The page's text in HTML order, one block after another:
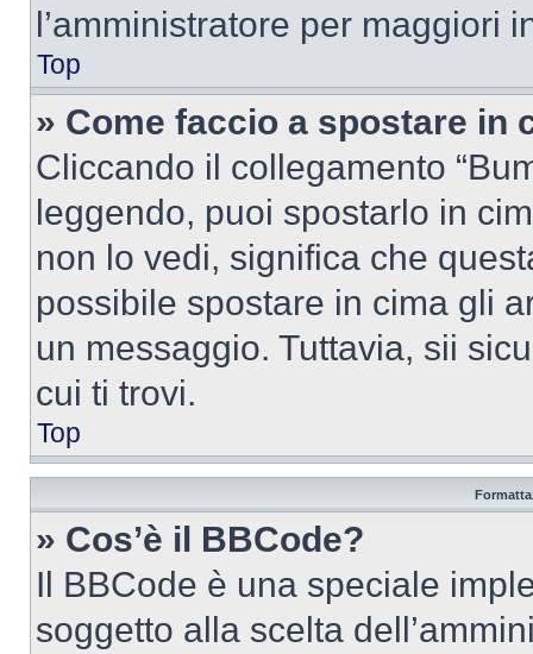
l’amministratore per maggiori
Top
» Come faccio a spostare in
Cliccando il collegamento
leggendo, puoi spostarlo in
non lo vedi, significa che
possibile spostare in cima gli
un messaggio. Tuttavia, sii
cui ti trovi.
Top
» Cos’è il BBCode?
Il BBCode è una speciale
soggetto alla scelta